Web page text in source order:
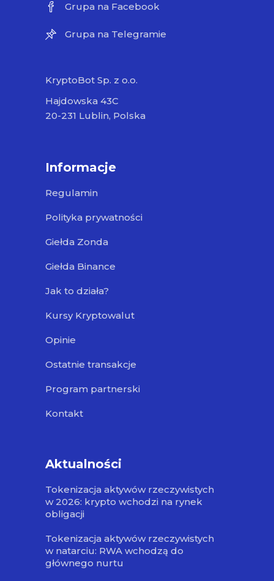
Grupa na Facebook
Grupa na Telegramie
KryptoBot Sp. z o.o.
Hajdowska 43C
20-231 Lublin, Polska
Informacje
Regulamin
Polityka prywatności
Giełda Zonda
Giełda Binance
Jak to działa?
Kursy Kryptowalut
Opinie
Ostatnie transakcje
Program partnerski
Kontakt
Aktualności
Tokenizacja aktywów rzeczywistych
w 2026: krypto wchodzi na rynek
obligacji
Tokenizacja aktywów rzeczywistych
w natarciu: RWA wchodzą do
głównego nurtu